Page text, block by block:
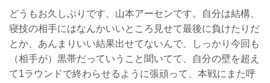
どうもお久しぶりです、山本アーセンです。自分は結構、
寝技の相手にはなんかいいところ見せて最後に負けたりだ
とか、あんまりいい結果出せてないんで、しっかり今回も
（相手が）黒帯だっていうこと聞いてて、自分の壁を超え
て1ラウンドで終わらせるように張頑って、本戦にまた呼